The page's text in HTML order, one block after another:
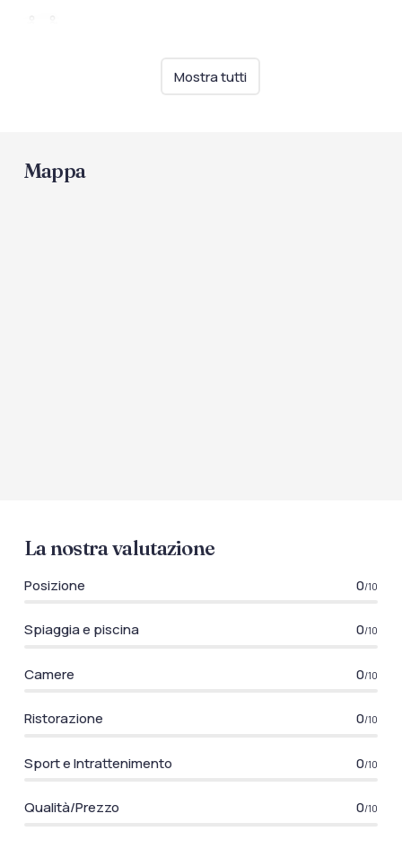
Mostra tutti
Mappa
La nostra valutazione
Posizione 0/10
Spiaggia e piscina 0/10
Camere 0/10
Ristorazione 0/10
Sport e Intrattenimento 0/10
Qualità/Prezzo 0/10